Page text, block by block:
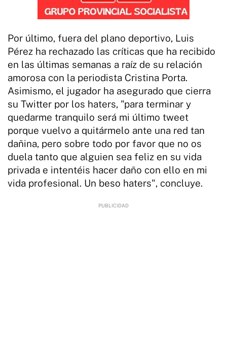
Por último, fuera del plano deportivo, Luis
Pérez ha rechazado las críticas que ha recibido
en las últimas semanas a raíz de su relación
amorosa con la periodista Cristina Porta.
Asimismo, el jugador ha asegurado que cierra
su Twitter por los haters, "para terminar y
quedarme tranquilo será mi último tweet
porque vuelvo a quitármelo ante una red tan
dañina, pero sobre todo por favor que no os
duela tanto que alguien sea feliz en su vida
privada e intentéis hacer daño con ello en mi
vida profesional. Un beso haters", concluye.